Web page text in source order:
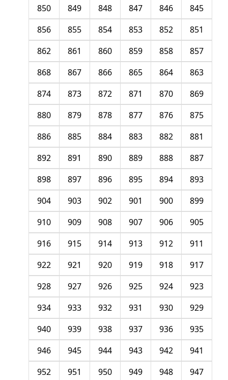
845
846
847
848
849
850
851
852
853
854
855
856
857
858
859
860
861
862
863
864
865
866
867
868
869
870
871
872
873
874
875
876
877
878
879
880
881
882
883
884
885
886
887
888
889
890
891
892
893
894
895
896
897
898
899
900
901
902
903
904
905
906
907
908
909
910
911
912
913
914
915
916
917
918
919
920
921
922
923
924
925
926
927
928
929
930
931
932
933
934
935
936
937
938
939
940
941
942
943
944
945
946
947
948
949
950
951
952